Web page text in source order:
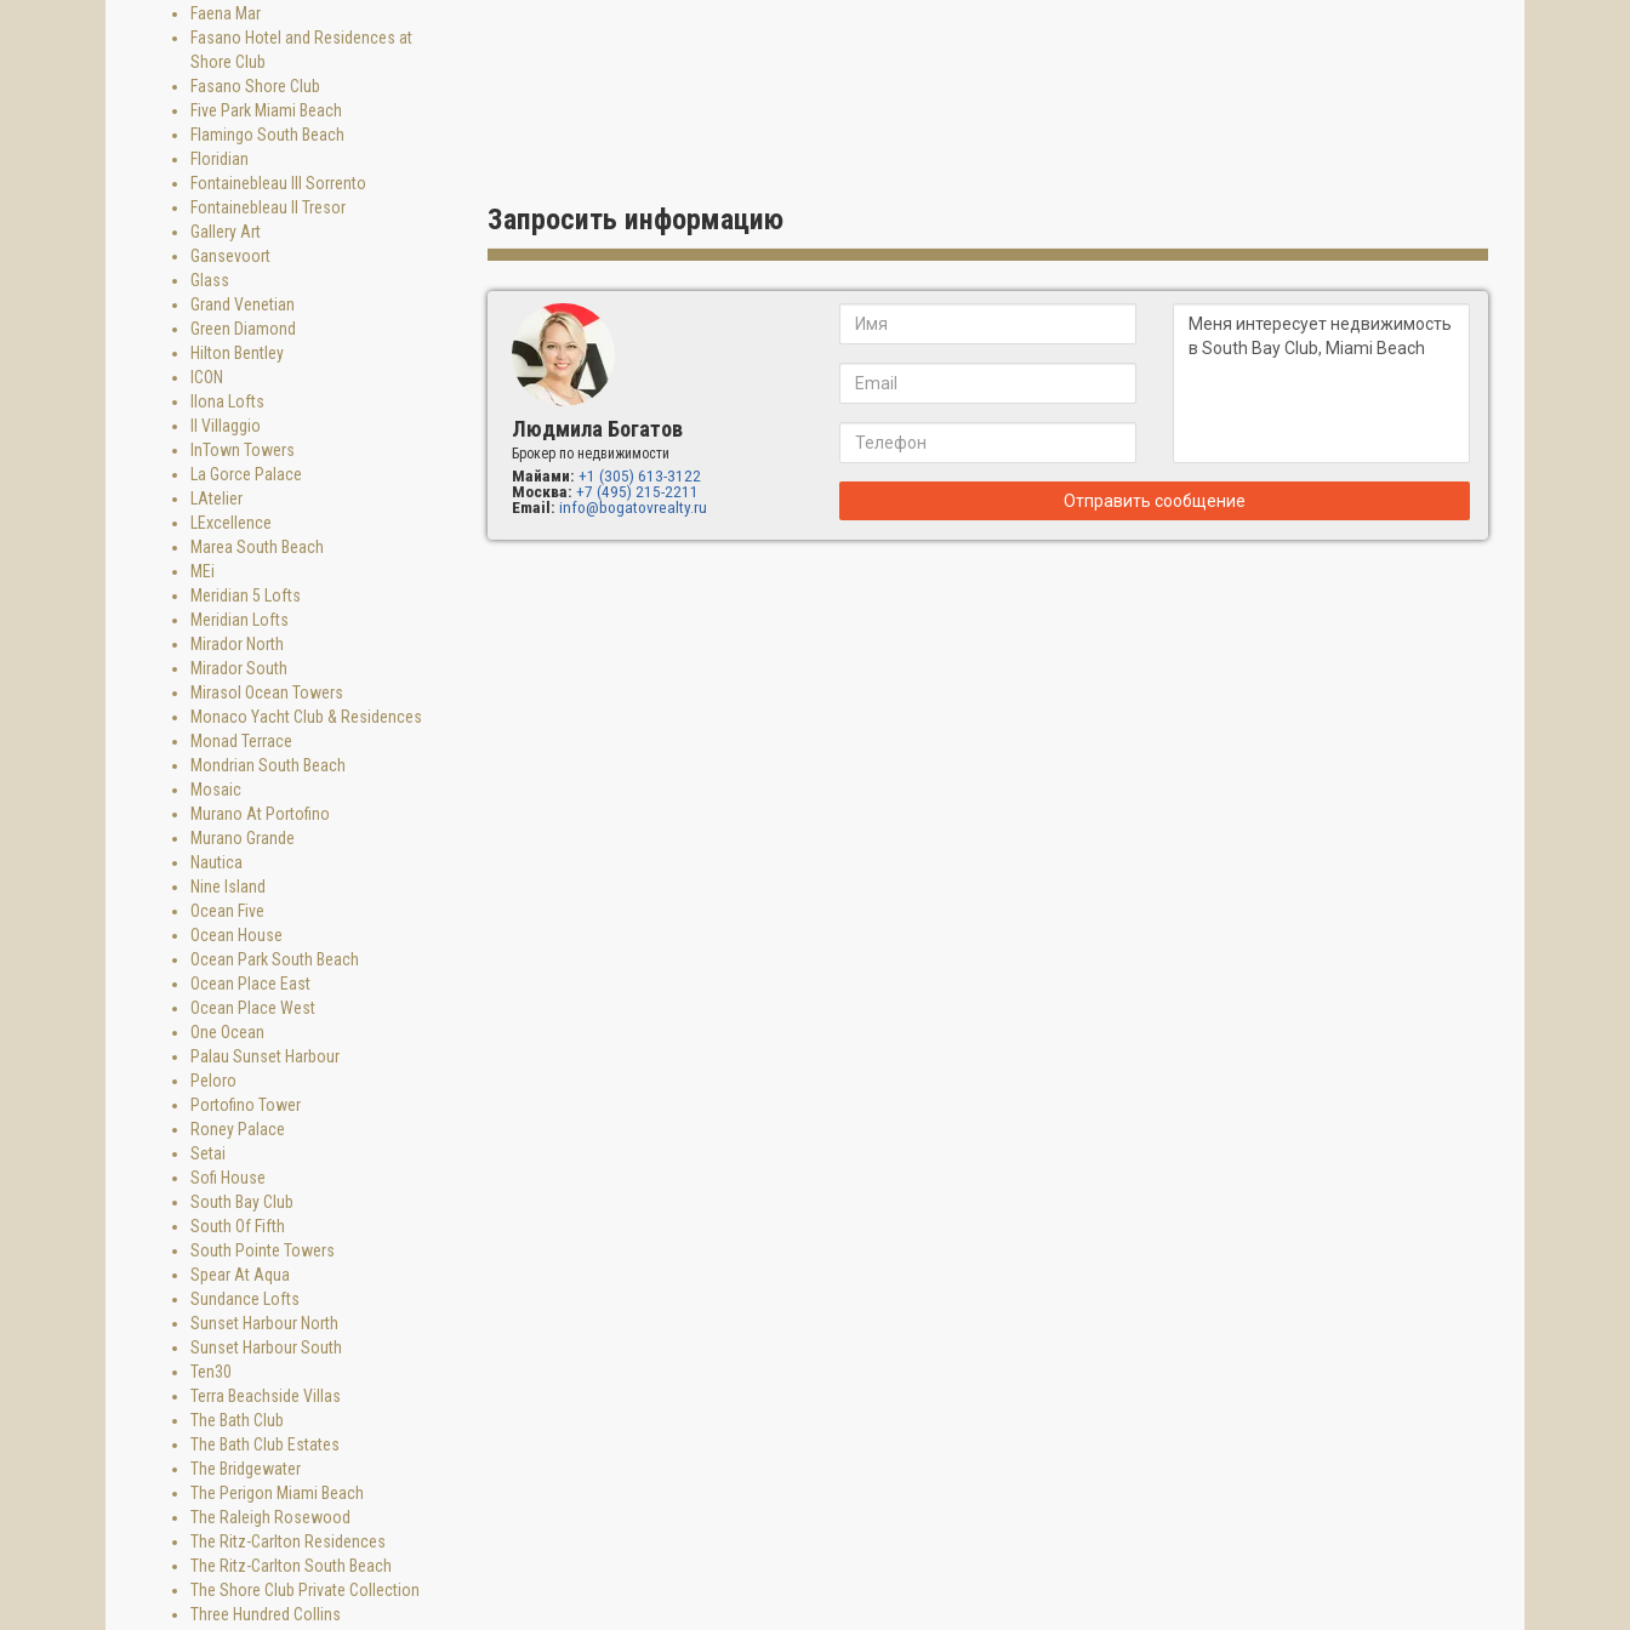
Запросить информацию
Людмила Богатов
Брокер по недвижимости
Майами: +1 (305) 613-3122
Москва: +7 (495) 215-2211
Email: info@bogatovrealty.ru Отправить сообщение
Faena Mar
Fasano Hotel and Residences at
Shore Club
Fasano Shore Club
Five Park Miami Beach
Flamingo South Beach
Floridian
Fontainebleau III Sorrento
Fontainebleau II Tresor
Gallery Art
Gansevoort
Glass
Grand Venetian
Green Diamond
Hilton Bentley
ICON
Ilona Lofts
Il Villaggio
InTown Towers
La Gorce Palace
LAtelier
LExcellence
Marea South Beach
MEi
Meridian 5 Lofts
Meridian Lofts
Mirador North
Mirador South
Mirasol Ocean Towers
Monaco Yacht Club & Residences
Monad Terrace
Mondrian South Beach
Mosaic
Murano At Portofino
Murano Grande
Nautica
Nine Island
Ocean Five
Ocean House
Ocean Park South Beach
Ocean Place East
Ocean Place West
One Ocean
Palau Sunset Harbour
Peloro
Portofino Tower
Roney Palace
Setai
Sofi House
South Bay Club
South Of Fifth
South Pointe Towers
Spear At Aqua
Sundance Lofts
Sunset Harbour North
Sunset Harbour South
Ten30
Terra Beachside Villas
The Bath Club
The Bath Club Estates
The Bridgewater
The Perigon Miami Beach
The Raleigh Rosewood
The Ritz-Carlton Residences
The Ritz-Carlton South Beach
The Shore Club Private Collection
Three Hundred Collins